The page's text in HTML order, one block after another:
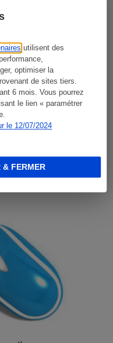
utilisent des
optimiser la
de sites tiers.
6 mois. Vous pourrez
le lien « paramétrer
le 12/07/2024
& FERMER
CoffeeB (vidéo)